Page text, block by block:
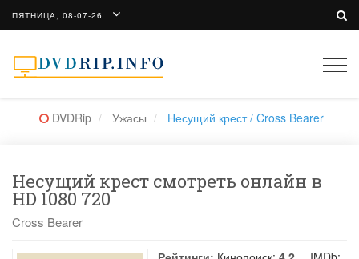
ПЯТНИЦА, 08-07-26
DVDRip Ужасы Несущий крест / Cross Bearer
Несущий крест смотреть онлайн в
HD 1080 720
Cross Bearer